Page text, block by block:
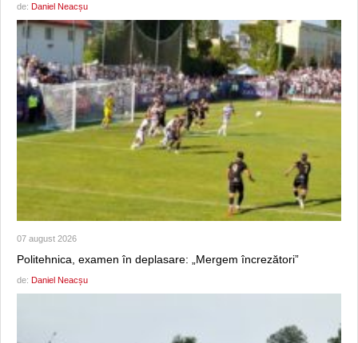
de: Daniel Neacșu
07 august 2026
Politehnica, examen în deplasare: „Mergem încrezători”
de: Daniel Neacșu